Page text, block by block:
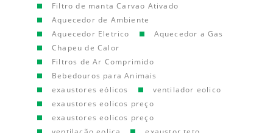
Filtro de manta Carvao Ativado
Aquecedor de Ambiente
Aquecedor Eletrico
Aquecedor a Gas
Chapeu de Calor
Filtros de Ar Comprimido
Bebedouros para Animais
exaustores eólicos
ventilador eolico
exaustores eolicos preço
exaustores eolicos preço